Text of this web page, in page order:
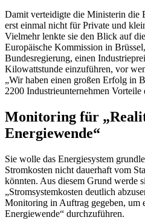
Damit verteidigte die Ministerin die
erst einmal nicht für Private und
Vielmehr lenkte sie den Blick auf
Europäische Kommission in
Bundesregierung, einen
Kilowattstunde einzuführen, vor
„Wir haben einen großen Erfolg in
2200 Industrieunternehmen Vorteile
Monitoring für
Energiewende“
Sie wolle das Energiesystem
Stromkosten nicht dauerhaft vom
könnten. Aus diesem Grund werde
„Stromsystemkosten deutlich
Monitoring in Auftrag gegeben, um
Energiewende“ durchzuführen.